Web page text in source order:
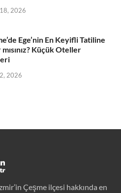
2026
Ege’nin En Keyifli Tatiline
mısınız? Küçük Oteller
2026
Çeşme ilçesi hakkında en